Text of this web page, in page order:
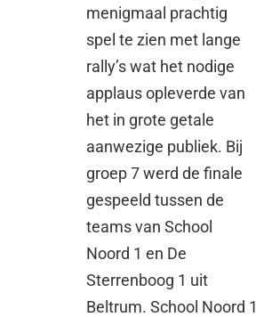
menigmaal prachtig
spel te zien met lange
rally’s wat het nodige
applaus opleverde van
het in grote getale
aanwezige publiek. Bij
groep 7 werd de finale
gespeeld tussen de
teams van School
Noord 1 en De
Sterrenboog 1 uit
Beltrum. School Noord 1